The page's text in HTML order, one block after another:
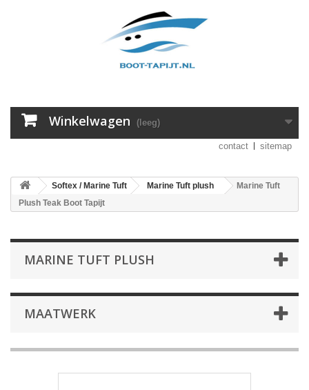
Winkelwagen (leeg)
contact sitemap
Softex / Marine Tuft Marine Tuft plush
Marine Tuft
Plush Teak Boot Tapijt
MARINE TUFT PLUSH
MAATWERK